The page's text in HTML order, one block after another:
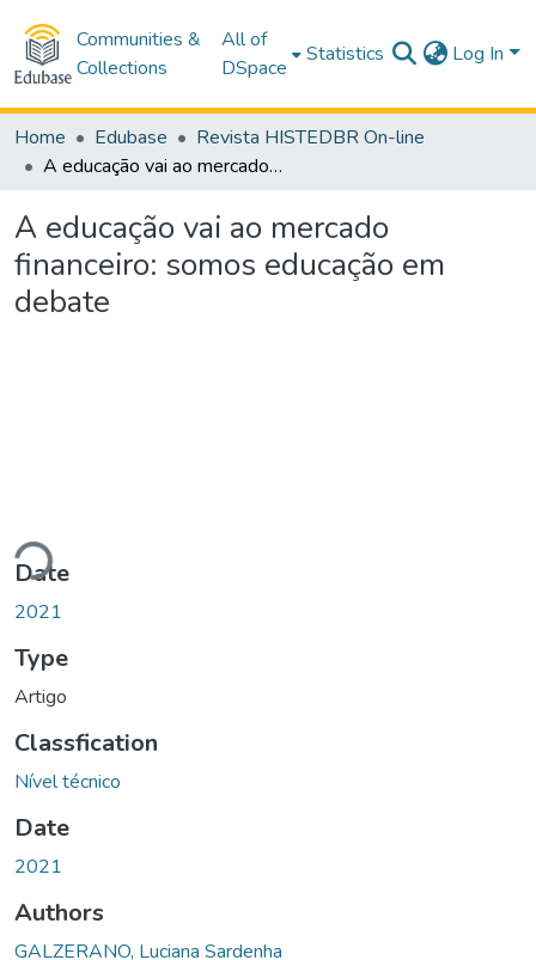
Communities &
Collections
All of
DSpace
Statistics Log In
Home Edubase
Revista HISTEDBR On-line
A educação vai ao mercado financeiro: somos educação em debate
A educação vai ao mercado
financeiro: somos educação em
debate
Loading...
Date
2021
Type
Artigo
Classfication
Nível técnico
Date
2021
Authors
GALZERANO, Luciana Sardenha